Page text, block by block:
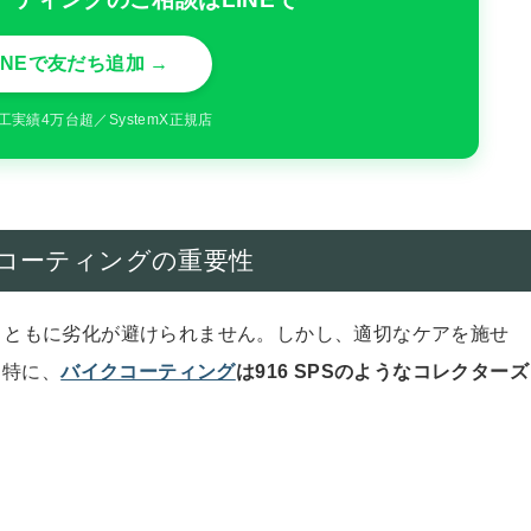
で友だち追加 →
実績4万台超／SystemX正規店
ーティングの重要性
もに劣化が避けられません。しかし、適切なケアを施せ
に、バイクコーティングは916 SPSのようなコレクターズ